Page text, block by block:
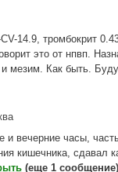
14.9, тромбокрит
это от нпвп.
мезим. Как быть.
и вечерние часы,
кишечника, сдавал
(еще 1 сообщение)